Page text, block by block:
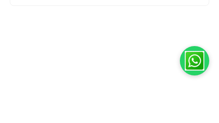
مرحبا اخي 😊